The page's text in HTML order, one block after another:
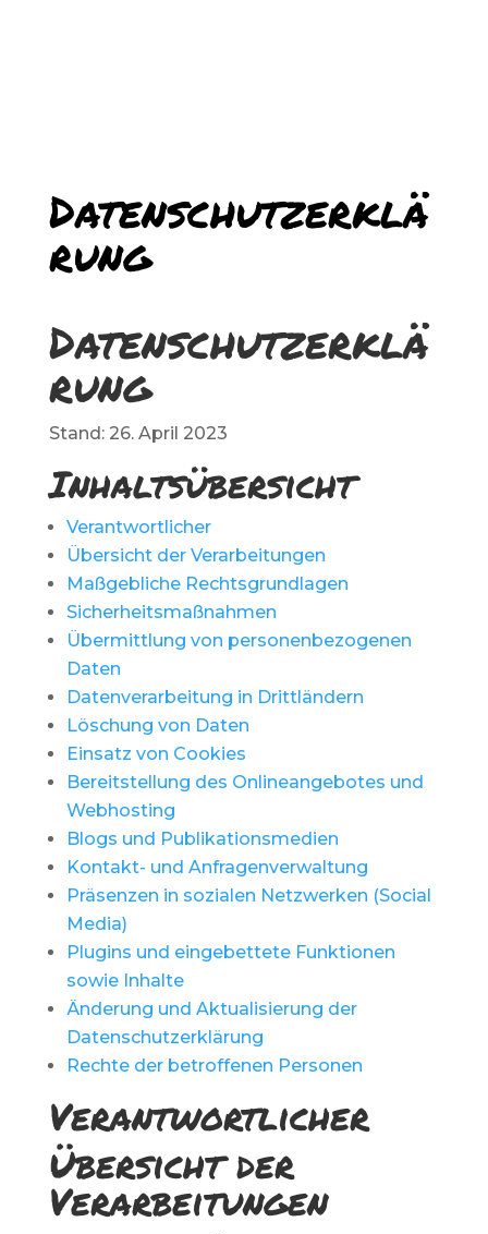
Datenschutzerklä
rung
Datenschutzerklä
rung
Stand: 26. April 2023
Inhaltsübersicht
Verantwortlicher
Übersicht der Verarbeitungen
Maßgebliche Rechtsgrundlagen
Sicherheitsmaßnahmen
Übermittlung von personenbezogenen
Daten
Datenverarbeitung in Drittländern
Löschung von Daten
Einsatz von Cookies
Bereitstellung des Onlineangebotes und
Webhosting
Blogs und Publikationsmedien
Kontakt- und Anfragenverwaltung
Präsenzen in sozialen Netzwerken (Social
Media)
Plugins und eingebettete Funktionen
sowie Inhalte
Änderung und Aktualisierung der
Datenschutzerklärung
Rechte der betroffenen Personen
Verantwortlicher
Übersicht der
Verarbeitungen